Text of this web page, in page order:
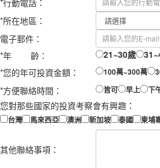
*所在地區：
電子郵件：
*年 齡： 21~30歲
*您的年可投資金額： 100萬~300萬
*方便聯絡時間： 皆可 早上 下
您對那些國家的投資考察會有興趣：
台灣 馬來西亞 澳洲 新加坡 泰國 柬埔
其他聯絡事項：